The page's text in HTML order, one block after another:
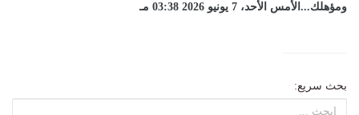
ومؤهلك...الأمس الأحد، 7 يونيو 2026 03:38 مـ
بحث سريع: